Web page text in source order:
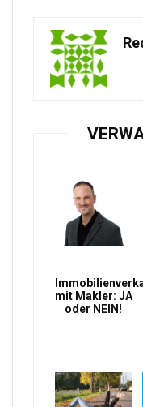
mit Makler: JA
oder NEIN!